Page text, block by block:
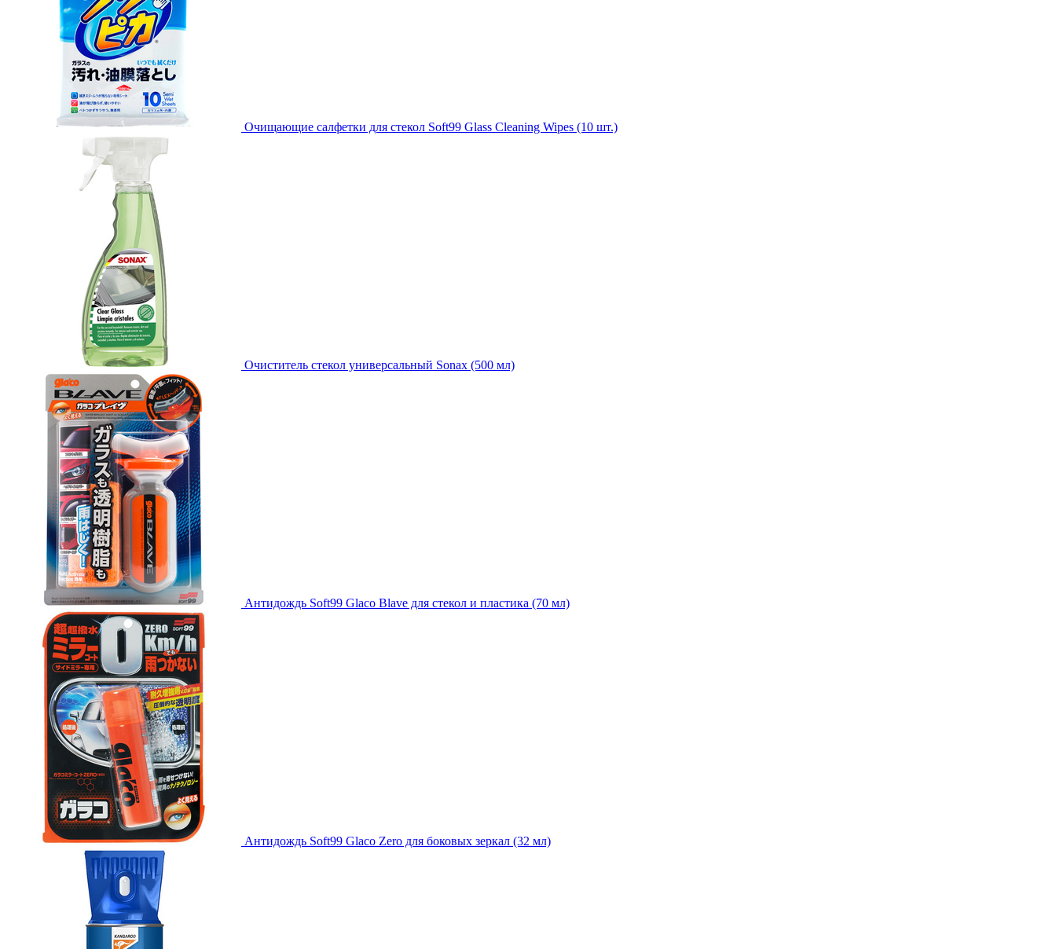
Очищающие салфетки для стекол Soft99 Glass Cleaning Wipes (10 шт.)
Очиститель стекол универсальный Sonax (500 мл)
Антидождь Soft99 Glaco Blave для стекол и пластика (70 мл)
Антидождь Soft99 Glaco Zero для боковых зеркал (32 мл)